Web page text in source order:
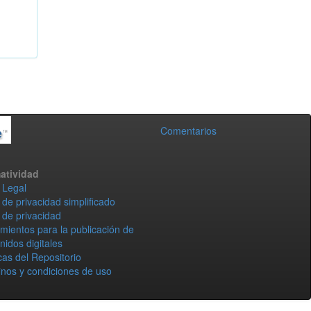
Comentarios
privacidad simplificado
privacidad
para la publicación de
digitales
del Repositorio
y condiciones de uso